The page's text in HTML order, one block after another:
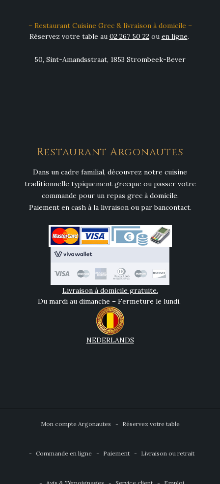
– Restaurant Cuisine Grec & livraison à domicile –
Réservez votre table au 02 267 50 22ou en ligne.
50, Sint-Amandsstraat, 1853 Strombeek-Bever
Restaurant Argonautes
Dans un cadre familial, découvrez notre cuisine
traditionnelle typiquement grecque ou passer votre
commande pour un repas grec à domicile.
Paiement en cash à la livraison ou par bancontact.
Livraison à domicile gratuite.
Du mardi au dimanche – Fermeture le lundi.
NEDERLANDS
Mon compte Argonautes Réservez votre table
Commande en ligne Paiement Livraison ou retrait